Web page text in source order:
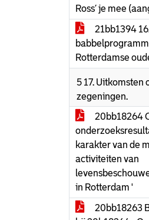
Ross’ je mee
21bb1394
Rotterdamse
5 17. Uitkomsten
zegeningen.
20bb18264
karakter van de
activiteiten van
in Rotterdam '
20bb18263